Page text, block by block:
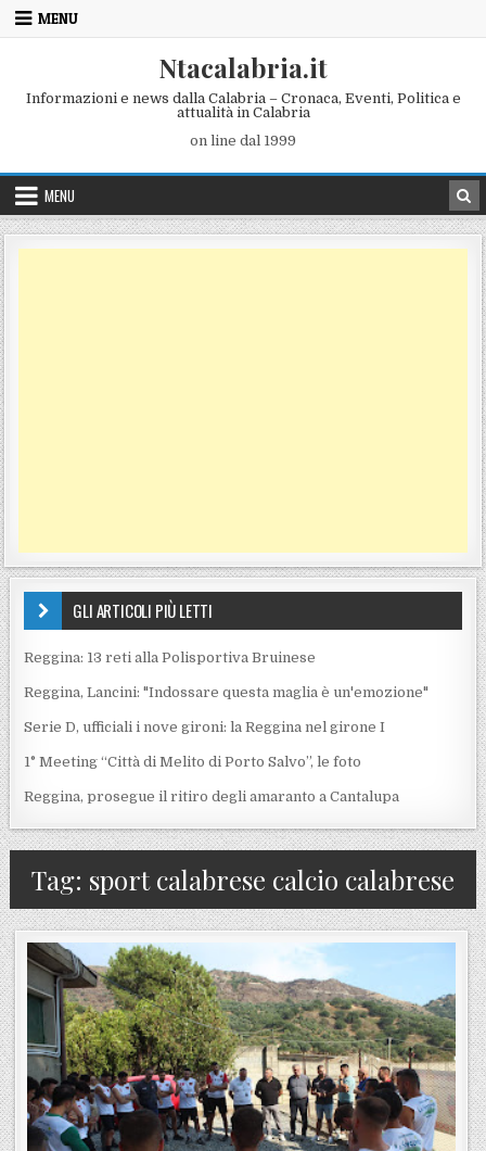
Skip to content
MENU
Ntacalabria.it
Informazioni e news dalla Calabria – Cronaca, Eventi, Politica e
attualità in Calabria
on line dal 1999
MENU
GLI ARTICOLI PIÙ LETTI
Reggina: 13 reti alla Polisportiva Bruinese
Reggina, Lancini: "Indossare questa maglia è un'emozione"
Serie D, ufficiali i nove gironi: la Reggina nel girone I
1° Meeting “Città di Melito di Porto Salvo”, le foto
Reggina, prosegue il ritiro degli amaranto a Cantalupa
Tag: sport calabrese calcio calabrese